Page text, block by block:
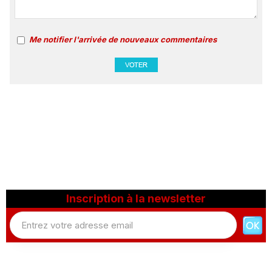
Me notifier l'arrivée de nouveaux commentaires
Inscription à la newsletter